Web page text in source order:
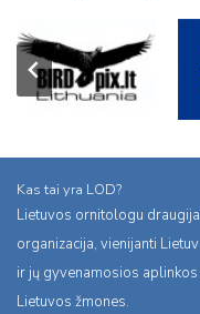
Kas tai yra LOD?
Lietuvos ornitologu
organizacija, vienijanti
ir jų gyvenamosios
Lietuvos žmones.